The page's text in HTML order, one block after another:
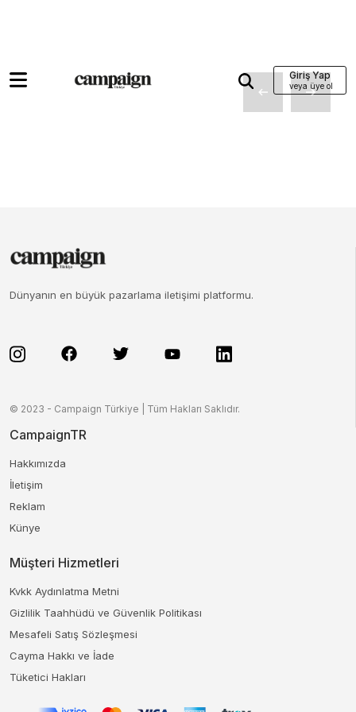
Giriş Yap
Dünyanın en büyük pazarlama iletişimi platformu.
© 2023 - Campaign Türkiye | Tüm Hakları Saklıdır.
CampaignTR
Hakkımızda
İletişim
Reklam
Künye
Müşteri Hizmetleri
Kvkk Aydınlatma Metni
Gizlilik Taahhüdü ve Güvenlik Politikası
Mesafeli Satış Sözleşmesi
Cayma Hakkı ve İade
Tüketici Hakları